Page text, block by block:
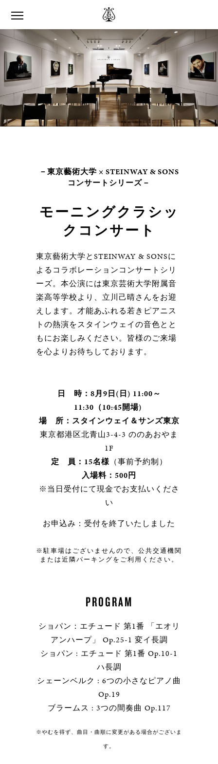
－東京藝術大学 × STEINWAY & SONS
コンサートシリーズ－
モーニングクラシッ
クコンサート
東京藝術大学とSTEINWAY & SONSに
よるコラボレーションコンサートシリ
ーズ。本公演には東京芸術大学附属音
楽高等学校より、立川己晴さんをお迎
えします。才能あふれる若きピアニス
トの熱演をスタインウェイの音色とと
もにお楽しみください。皆様のご来場
を心よりお待ちしております。
日 時：8月9日(日) 11:00～
11:30（10:45開場)
場 所：スタインウェイ＆サンズ東京
東京都港区北青山3-4-3 ののあおやま
1F
定 員：15名様（事前予約制）
入場料：500円
※当日受付にて現金でお支払いくださ
い
お申込み：受付を終了いたしました
※駐車場はございませんので、公共交通機関
または近隣パーキングをご利用ください。
PROGRAM
ショパン：エチュード 第1番 「エオリ
アンハープ」 Op.25-1 変イ長調
ショパン : エチュード 第1番 Op.10-1
ハ長調
シェーンベルク : 6つの小さなピアノ曲
Op.19
ブラームス : 3つの間奏曲 Op.117
※やむを得ず、曲目・曲順に変更がある場合がございま
す。